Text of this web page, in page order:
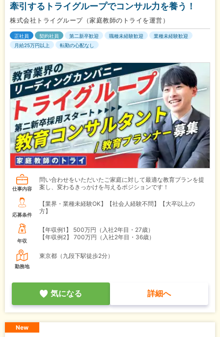
牽引するトライグループでコンサル力を養う！
株式会社トライグループ（家庭教師のトライを運営）
正社員 契約社員 第二新卒歓迎 職種未経験歓迎
業種未経験歓迎
月給25万円以上
転勤の心配なし
仕事内容
問い合わせをいただいたご家庭に対して最適な教育プランを提
案し、変わるきっかけを与えるポジションです！
応募条件
【業界・業種未経験OK】【社会人経験不問】【大卒以上の
方】
年収
【年収例1】
500万円（入社2年目・27歳）
【年収例2】
700万円（入社2年目・36歳）
勤務地
東京都（九段下駅徒歩2分）
気になる 詳細へ
New